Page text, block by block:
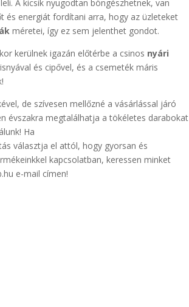
A kicsik nyugodtan böngészhetnek, van
és energiát fordítani arra, hogy az üzleteket
méretei, így ez sem jelenthet gondot.
kerülnek igazán előtérbe a csinos nyári
és cipővel, és a csemeték máris
de szívesen mellőzné a vásárlással járó
évszakra megtalálhatja a tökéletes darabokat
Ha
választja el attól, hogy gyorsan és
kapcsolatban, keressen minket
e-mail címen!